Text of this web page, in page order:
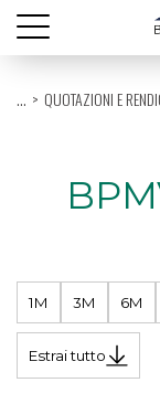
PRODOTTI
SUPPORTO
... QUOTAZIONI E
1M 3M 6M
Estrai tutto